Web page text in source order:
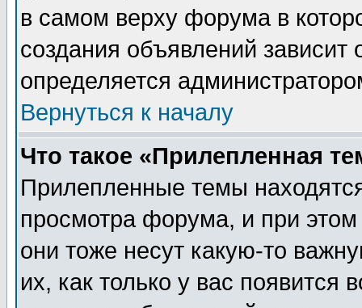
в самом верху форума в
создания объявлений зависит
определяется
Вернуться к началу
Что такое «Прилепленная
Прилепленные темы
просмотра форума, и при
они тоже несут какую-то
их, как только у вас появится